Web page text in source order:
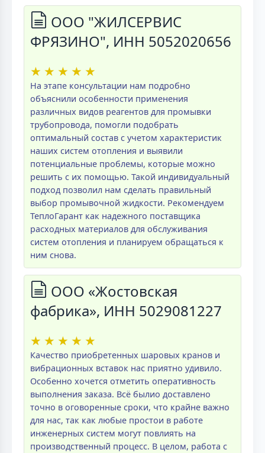
ООО "ЖИЛСЕРВИС
ФРЯЗИНО", ИНН 5052020656
★ ★ ★ ★ ★
На этапе консультации нам подробно
объяснили особенности применения
различных видов реагентов для промывки
трубопровода, помогли подобрать
оптимальный состав с учетом характеристик
наших систем отопления и выявили
потенциальные проблемы, которые можно
решить с их помощью. Такой индивидуальный
подход позволил нам сделать правильный
выбор промывочной жидкости. Рекомендуем
ТеплоГарант как надежного поставщика
расходных материалов для обслуживания
систем отопления и планируем обращаться к
ним снова.
ООО «Жостовская
фабрика», ИНН 5029081227
★ ★ ★ ★ ★
Качество приобретенных шаровых кранов и
вибрационных вставок нас приятно удивило.
Особенно хочется отметить оперативность
выполнения заказа. Всё былио доставлено
точно в оговоренные сроки, что крайне важно
для нас, так как любые простои в работе
инженерных систем могут повлиять на
производственный процесс. В целом, работа с